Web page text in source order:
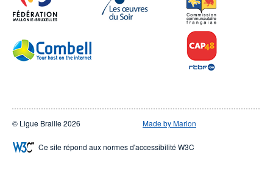
© Ligue Braille 2026 Made by Marlon
Ce site répond aux normes d'accessibilité W3C